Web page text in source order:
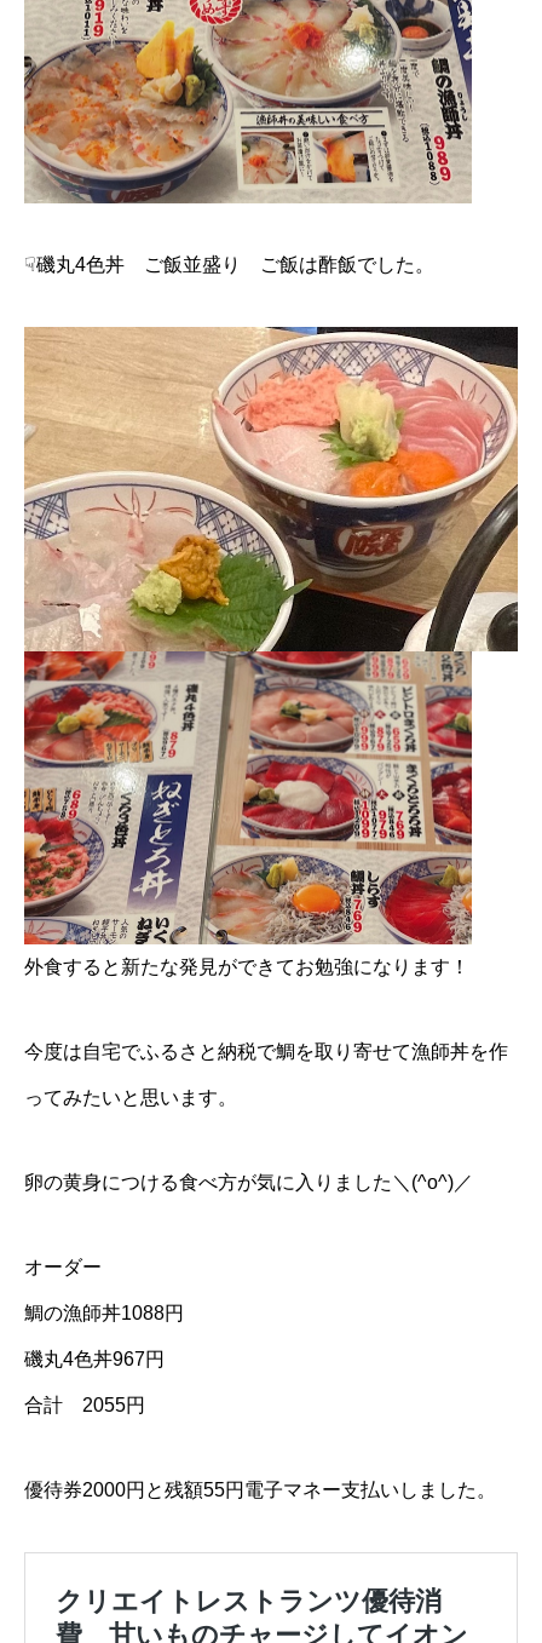
☟磯丸4色丼 ご飯並盛り ご飯は酢飯でした。
外食すると新たな発見ができてお勉強になります！
今度は自宅でふるさと納税で鯛を取り寄せて漁師丼を作
ってみたいと思います。
卵の黄身につける食べ方が気に入りました＼(^o^)／
オーダー
鯛の漁師丼1088円
磯丸4色丼967円
合計 2055円
優待券2000円と残額55円電子マネー支払いしました。